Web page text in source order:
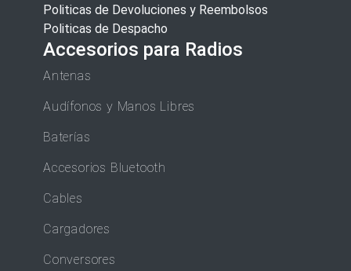
Politicas de Devoluciones y Reembolsos
Politicas de Despacho
Accesorios para Radios
Antenas
Audífonos y Manos Libres
Baterías
Accesorios Bluetooth
Cables
Cargadores
Conversores